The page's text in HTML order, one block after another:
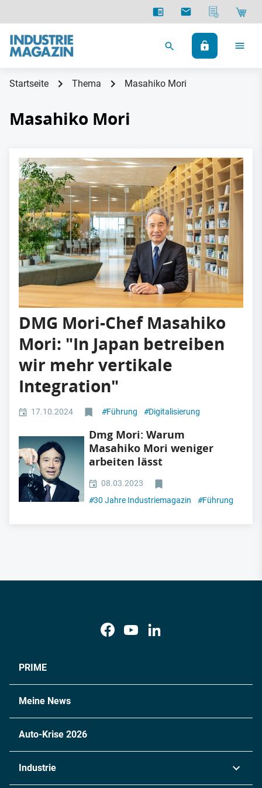
Startseite Thema Masahiko Mori
Masahiko Mori
DMG Mori-Chef Masahiko
Mori: "In Japan betreiben
wir mehr vertikale
Integration"
17.10.2024 #Führung #Digitalisierung
Dmg Mori: Warum
Masahiko Mori weniger
arbeiten lässt
08.03.2023
#30 Jahre Industriemagazin #Führung
PRIME
Meine News
Auto-Krise 2026
Industrie